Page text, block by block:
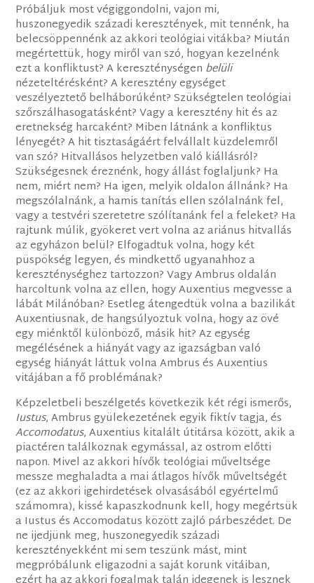
Próbáljuk most végiggondolni, vajon mi,
huszonegyedik századi keresztények, mit tennénk, ha
belecsöppennénk az akkori teológiai vitákba? Miután
megértettük, hogy miről van szó, hogyan kezelnénk
ezt a konfliktust? A kereszténységen belüli
nézeteltérésként? A keresztény egységet
veszélyeztető belháborúként? Szükségtelen teológiai
szőrszálhasogatásként? Vagy a keresztény hit és az
eretnekség harcaként? Miben látnánk a konfliktus
lényegét? A hit tisztaságáért felvállalt küzdelemről
van szó? Hitvallásos helyzetben való kiállásról?
Szükségesnek éreznénk, hogy állást foglaljunk? Ha
nem, miért nem? Ha igen, melyik oldalon állnánk? Ha
megszólalnánk, a hamis tanítás ellen szólalnánk fel,
vagy a testvéri szeretetre szólítanánk fel a feleket? Ha
rajtunk múlik, gyökeret vert volna az ariánus hitvallás
az egyházon belül? Elfogadtuk volna, hogy két
püspökség legyen, és mindkettő ugyanahhoz a
kereszténységhez tartozzon? Vagy Ambrus oldalán
harcoltunk volna az ellen, hogy Auxentius megvesse a
lábát Milánóban? Esetleg átengedtük volna a bazilikát
Auxentiusnak, de hangsúlyoztuk volna, hogy az övé
egy miénktől különböző, másik hit? Az egység
megélésének a hiányát vagy az igazságban való
egység hiányát láttuk volna Ambrus és Auxentius
vitájában a fő problémának?
Képzeletbeli beszélgetés következik két régi ismerős,
Iustus, Ambrus gyülekezetének egyik fiktív tagja, és
Accomodatus, Auxentius kitalált útitársa között, akik a
piactéren találkoznak egymással, az ostrom előtti
napon. Mivel az akkori hívők teológiai műveltsége
messze meghaladta a mai átlagos hívők műveltségét
(ez az akkori igehirdetések olvasásából egyértelmű
számomra), kissé kapaszkodnunk kell, hogy megértsük
a Iustus és Accomodatus között zajló párbeszédet. De
ne ijedjünk meg, huszonegyedik századi
keresztényekként mi sem teszünk mást, mint
megpróbálunk eligazodni a saját korunk vitáiban,